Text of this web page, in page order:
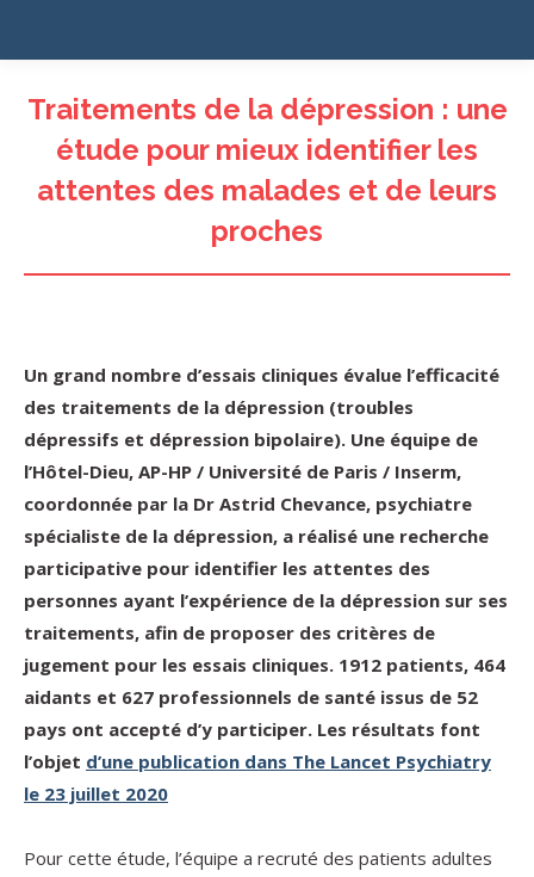
Traitements de la dépression : une
étude pour mieux identifier les
attentes des malades et de leurs
proches
Un grand nombre d’essais cliniques évalue l’efficacité
des traitements de la dépression (troubles
dépressifs et dépression bipolaire). Une équipe de
l’Hôtel-Dieu, AP-HP / Université de Paris / Inserm,
coordonnée par la Dr Astrid Chevance, psychiatre
spécialiste de la dépression, a réalisé une recherche
participative pour identifier les attentes des
personnes ayant l’expérience de la dépression sur ses
traitements, afin de proposer des critères de
jugement pour les essais cliniques. 1912 patients, 464
aidants et 627 professionnels de santé issus de 52
pays ont accepté d’y participer. Les résultats font
l’objet d’une publication dans The Lancet Psychiatry
le 23 juillet 2020
Pour cette étude, l’équipe a recruté des patients adultes